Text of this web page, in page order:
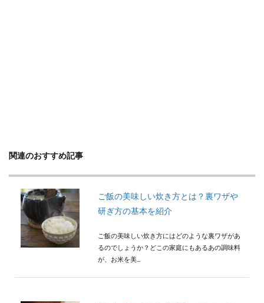
関連のおすすめ記事
ご飯の美味しい炊き方とは？裏ワザや
研ぎ方の基本を紹介
ご飯の美味しい炊き方にはどのような裏ワザがあ
るのでしょうか？どこの家庭にもあるあの調味料
が、お米を美...